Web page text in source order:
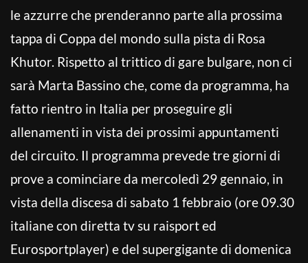
le azzurre che prenderanno parte alla prossima
tappa di Coppa del mondo sulla pista di Rosa
Khutor. Rispetto al trittico di gare bulgare, non ci
sarà Marta Bassino che, come da programma, ha
fatto rientro in Italia per proseguire gli
allenamenti in vista dei prossimi appuntamenti
del circuito. Il programma prevede tre giorni di
prove a cominciare da mercoledì 29 gennaio, in
vista della discesa di sabato 1 febbraio (ore 09.30
italiane con diretta tv su raisport ed
Eurosportplayer) e del supergigante di domenica